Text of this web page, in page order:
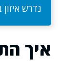
נדרש
איך